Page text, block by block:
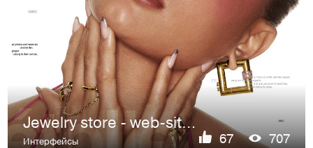
Jewelry store - web-site / e-commerce design
Интерфейсы 67 707